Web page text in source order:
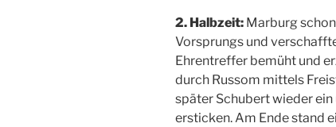
2. Halbzeit: Marburg
Vorsprungs und
Ehrentreffer bemüht und
durch Russom mittels
später Schubert wieder
ersticken. Am Ende stand